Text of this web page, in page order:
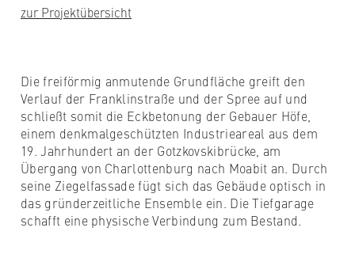
zur Projektübersicht
Die freiförmig anmutende Grundfläche greift den
Verlauf der Franklinstraße und der Spree auf und
schließt somit die Eckbetonung der Gebauer Höfe,
einem denkmalgeschützten Industrieareal aus dem
19. Jahrhundert an der Gotzkovskibrücke, am
Übergang von Charlottenburg nach Moabit an. Durch
seine Ziegelfassade fügt sich das Gebäude optisch in
das gründerzeitliche Ensemble ein. Die Tiefgarage
schafft eine physische Verbindung zum Bestand.